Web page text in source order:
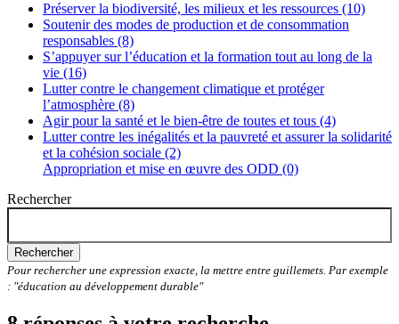
Préserver la biodiversité, les milieux et les ressources (10)
Soutenir des modes de production et de consommation
responsables (8)
S’appuyer sur l’éducation et la formation tout au long de la
vie (16)
Lutter contre le changement climatique et protéger
l’atmosphère (8)
Agir pour la santé et le bien-être de toutes et tous (4)
Lutter contre les inégalités et la pauvreté et assurer la solidarité
et la cohésion sociale (2)
Appropriation et mise en œuvre des ODD (0)
Rechercher
Rechercher
Pour rechercher une expression exacte, la mettre entre guillemets. Par exemple
: "éducation au développement durable"